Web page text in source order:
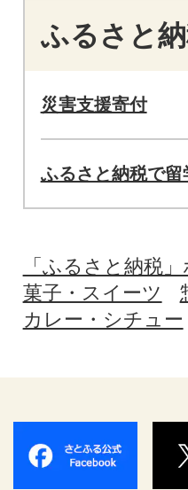
ふるさと
災害支援寄付
ふるさと納税で留
「ふるさと納税
菓子・スイーツ
カレー・シチュー